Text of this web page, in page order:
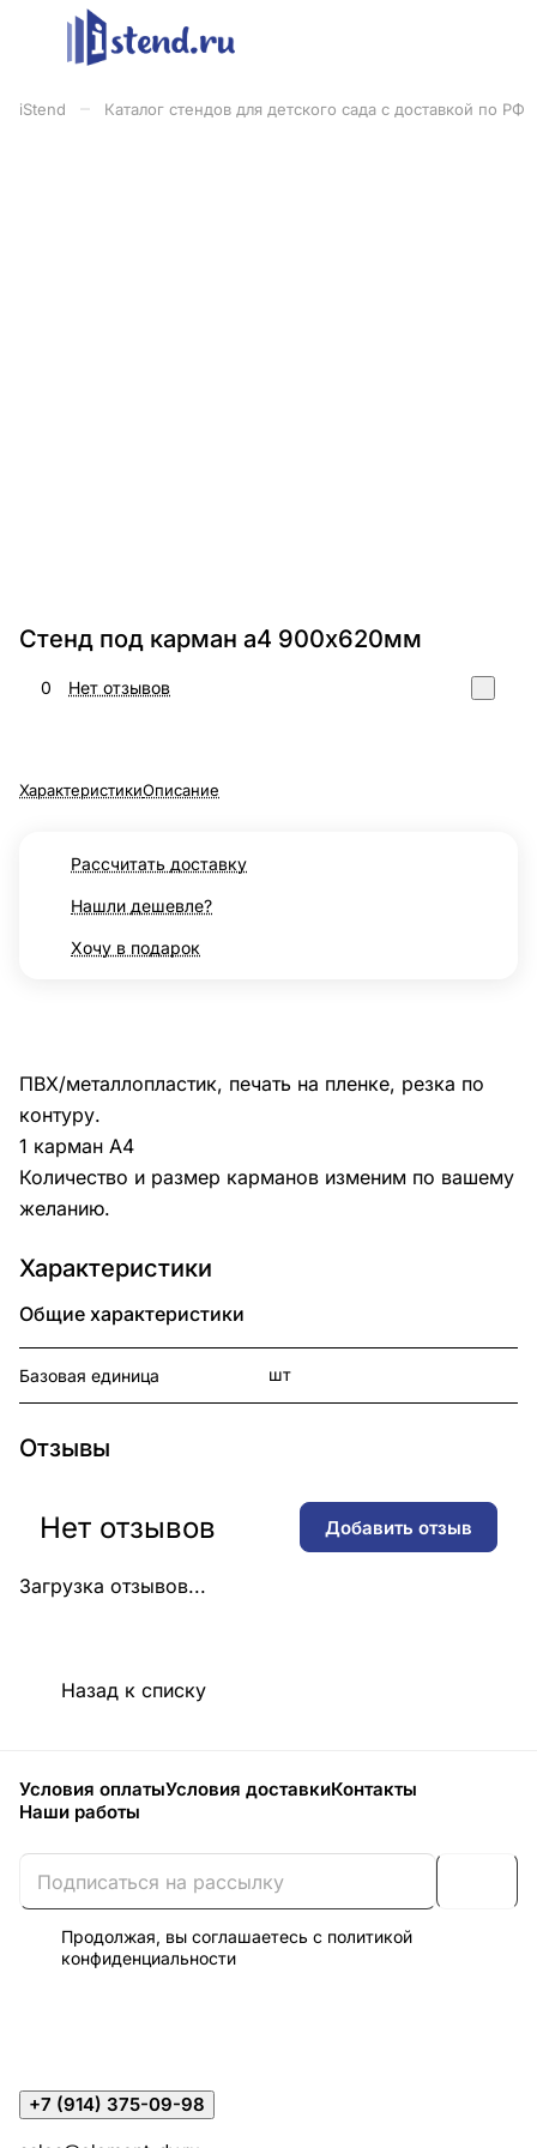
iStend Каталог стендов для детского сада с доставкой по РФ
Стенд под карман а4 900х620мм
0 Нет отзывов
ХарактеристикиОписание
Рассчитать доставку
Нашли дешевле?
Хочу в подарок
ПВХ/металлопластик, печать на пленке, резка по
контуру.
1 карман А4
Количество и размер карманов изменим по вашему
желанию.
Характеристики
Общие характеристики
Базовая единица шт
Отзывы
Загрузка отзывов...
Нет отзывов Добавить отзыв
Назад к списку
Условия оплатыУсловия доставкиКонтакты
Наши работы
Продолжая, вы соглашаетесь с политикой
конфиденциальности
+7 (914) 375-09-98